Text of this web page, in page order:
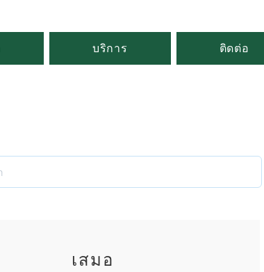
บริการ ติดต่อ
เสมอ